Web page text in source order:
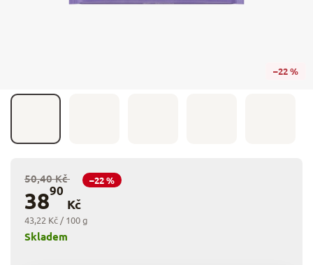
–22 %
50,40 Kč –22 %
3890
Kč
43,22 Kč / 100 g
Skladem